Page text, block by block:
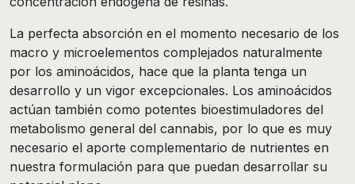
La perfecta absorción en el momento necesario de los
macro y microelementos complejados naturalmente
por los aminoácidos, hace que la planta tenga un
desarrollo y un vigor excepcionales. Los aminoácidos
actúan también como potentes bioestimuladores del
metabolismo general del cannabis, por lo que es muy
necesario el aporte complementario de nutrientes en
nuestra formulación para que puedan desarrollar su